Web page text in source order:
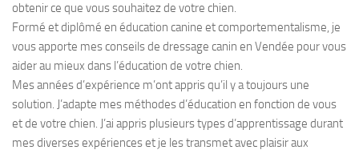
obtenir ce que vous souhaitez de votre chien.
Formé et diplômé en éducation canine et comportementalisme, je
vous apporte mes conseils de dressage canin en Vendée pour vous
aider au mieux dans l’éducation de votre chien.
Mes années d’expérience m’ont appris qu’il y a toujours une
solution. J’adapte mes méthodes d’éducation en fonction de vous
et de votre chien. J’ai appris plusieurs types d’apprentissage durant
mes diverses expériences et je les transmet avec plaisir aux